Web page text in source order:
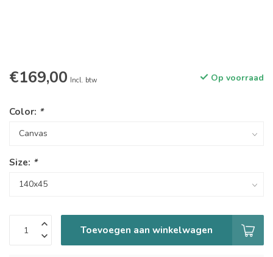
€169,00 Incl. btw Op voorraad
Color: *
Size: *
Toevoegen aan winkelwagen